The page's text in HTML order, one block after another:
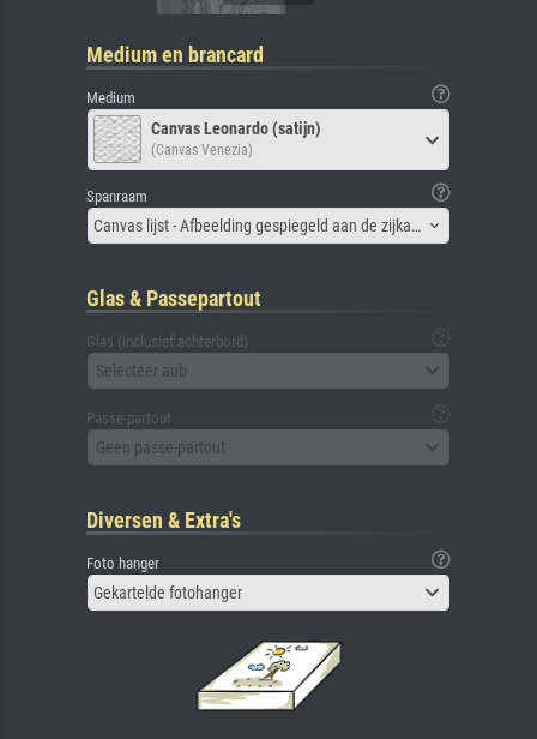
Medium en brancard
Medium
Canvas Leonardo (satijn)
(Canvas Venezia)
Spanraam
Canvas lijst - Afbeelding gespiegeld aan de zijkant
Glas & Passepartout
Glas (inclusief achterbord)
Selecteer aub
Passe-partout
Geen passe-partout
Diversen & Extra's
Foto hanger
Gekartelde fotohanger